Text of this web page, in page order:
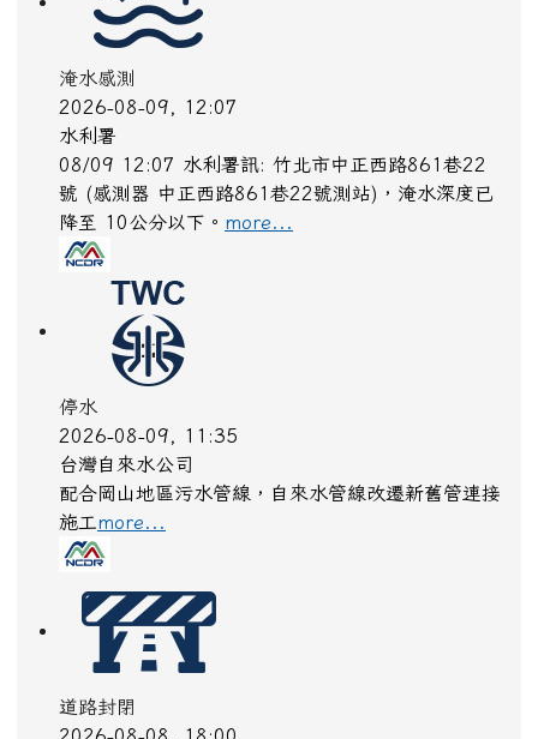
施工more...
道路封閉
2026-08-08, 18:00
交通部公路局
桃園市 復興區 台7線 47K+100~60K+396。受損狀
況/管制原因: 預警性封閉。
強風
2026-08-09, 10:32
中央氣象署
北市、新北市、桃園市、新竹市、新竹縣、苗栗縣、
臺中市、南投縣、彰化縣、屏東縣、宜蘭縣、臺東縣
(含綠島、蘭嶼)、澎湖縣、連江縣局部地區有平
均...more...